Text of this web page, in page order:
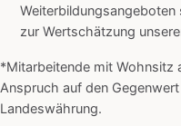
zur Wertschätzung
*Mitarbeitende mit Wohnsitz
Anspruch auf den
Landeswährung.